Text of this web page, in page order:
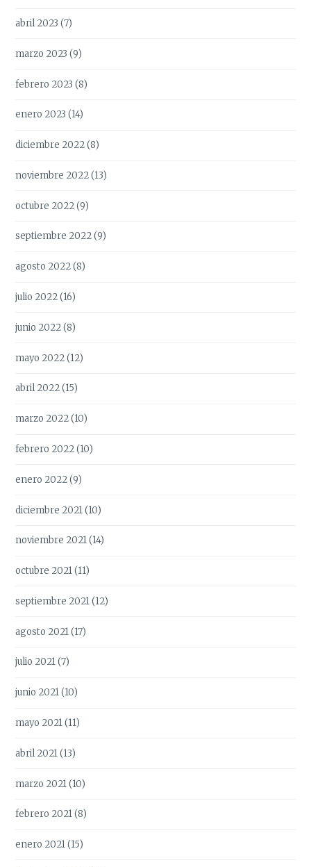
abril 2023 (7)
marzo 2023 (9)
febrero 2023 (8)
enero 2023 (14)
diciembre 2022(8)
noviembre 2022(13)
octubre 2022(9)
septiembre 2022(9)
agosto 2022(8)
julio 2022(16)
junio 2022(8)
mayo 2022(12)
abril 2022(15)
marzo 2022(10)
febrero 2022(10)
enero 2022(9)
diciembre 2021(10)
noviembre 2021(14)
octubre 2021(11)
septiembre 2021(12)
agosto 2021(17)
julio 2021(7)
junio 2021(10)
mayo 2021(11)
abril 2021(13)
marzo 2021(10)
febrero 2021(8)
enero 2021(15)